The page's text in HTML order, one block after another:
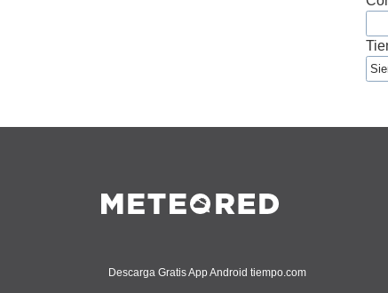
Descarga Gratis App Android tiempo.com